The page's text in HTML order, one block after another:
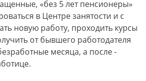
«без 5 лет пенсионеры»
в Центре занятости и с
новую работу, проходить курсы
от бывшего работодателя
месяца, а после -